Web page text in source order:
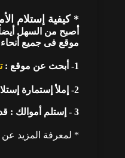
* كيفية إستلام
أصبح من السهل
موقع فى جميع أنحاء
1- أبحث عن موقع :
2- إملأ إستمارة إستلام الحوالة ودون به الرقم المرجعى الذى أرسله إليم مرسل الحوالة.
3 - إستلم أموالك : قدم الإستمارة بالأضافة لبطاقة الهوية السارية
* لمعرفة المزيد